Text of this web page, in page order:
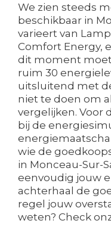
We zien steeds
beschikbaar in
varieert van
Comfort Energy,
dit moment
ruim 30
uitsluitend met
niet te doen om
vergelijken. Voor
bij de
wie de
in Monceau-Sur-
eenvoudig jouw
achterhaal de
regel jouw
weten? Check